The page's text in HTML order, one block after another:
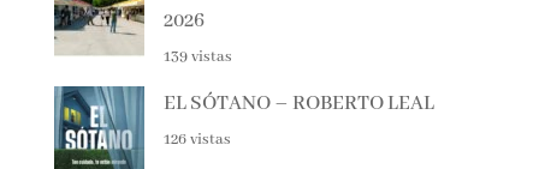
2026
139 vistas
EL SÓTANO – ROBERTO LEAL
126 vistas